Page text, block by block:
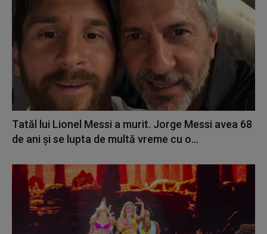
Tatăl lui Lionel Messi a murit. Jorge Messi avea 68
de ani și se lupta de multă vreme cu o...